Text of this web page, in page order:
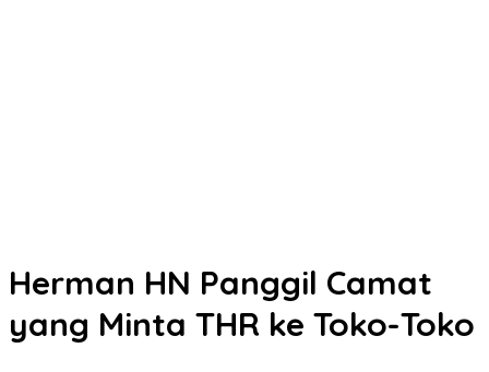
Herman HN Panggil Camat
yang Minta THR ke Toko-Toko